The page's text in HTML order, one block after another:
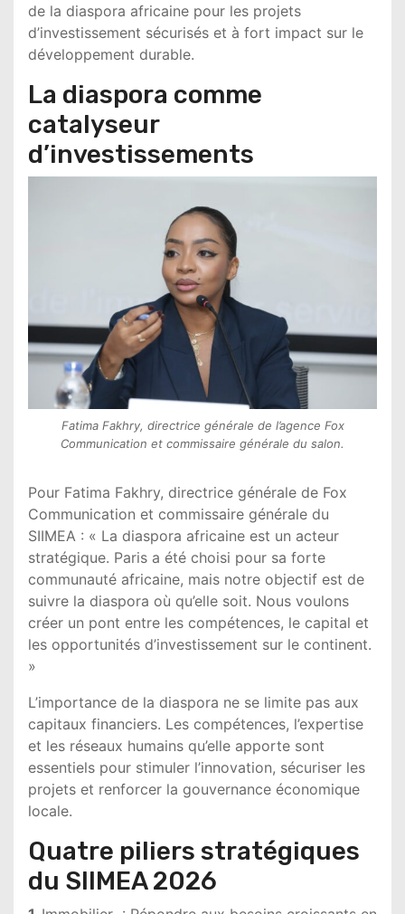
de la diaspora africaine pour les projets
d’investissement sécurisés et à fort impact sur le
développement durable.
La diaspora comme
catalyseur
d’investissements
Fatima Fakhry, directrice générale de l’agence Fox
Communication et commissaire générale du salon.
Pour Fatima Fakhry, directrice générale de Fox
Communication et commissaire générale du
SIIMEA : « La diaspora africaine est un acteur
stratégique. Paris a été choisi pour sa forte
communauté africaine, mais notre objectif est de
suivre la diaspora où qu’elle soit. Nous voulons
créer un pont entre les compétences, le capital et
les opportunités d’investissement sur le continent.
»
L’importance de la diaspora ne se limite pas aux
capitaux financiers. Les compétences, l’expertise
et les réseaux humains qu’elle apporte sont
essentiels pour stimuler l’innovation, sécuriser les
projets et renforcer la gouvernance économique
locale.
Quatre piliers stratégiques
du SIIMEA 2026